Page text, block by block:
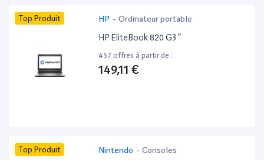
Top Produit HP - Ordinateur portable
HP EliteBook 820 G3 ”
457 offres à partir de :
149,11 €
Top Produit Nintendo - Consoles